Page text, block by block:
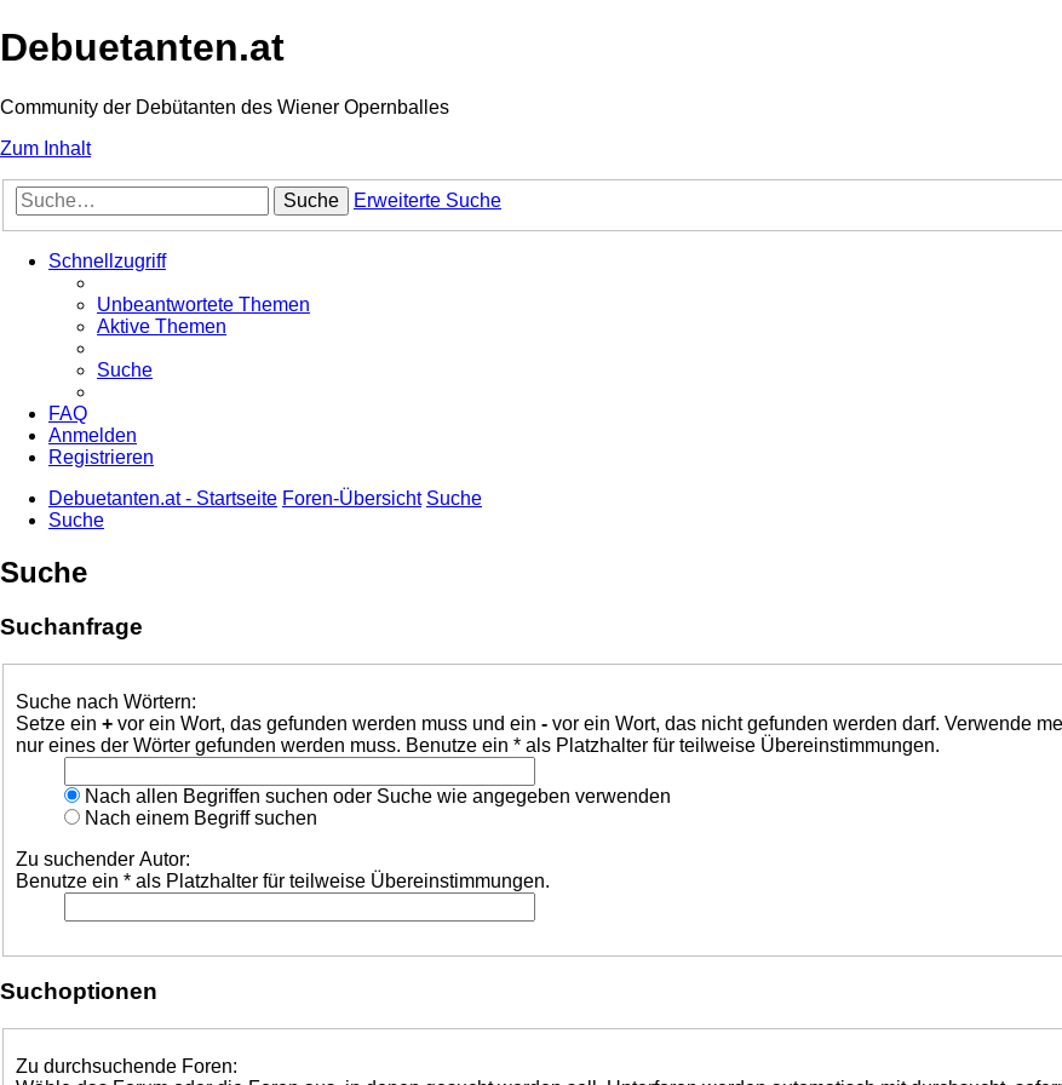
Debuetanten.at
Community der Debütanten des Wiener Opernballes
Zum Inhalt
Suche Erweiterte Suche
Schnellzugriff
Unbeantwortete Themen
Aktive Themen
Suche
FAQ
Anmelden
Registrieren
Debuetanten.at - Startseite Foren-Übersicht Suche
Suche
Suche
Suchanfrage
Suche nach Wörtern:
Setze ein + vor ein Wort, das gefunden werden muss und ein - vor ein Wort, das nicht gefunden werden darf. Verwende
nur eines der Wörter gefunden werden muss. Benutze ein * als Platzhalter für teilweise Übereinstimmungen.
Nach allen Begriffen suchen oder Suche wie angegeben verwenden
Nach einem Begriff suchen
Zu suchender Autor:
Benutze ein * als Platzhalter für teilweise Übereinstimmungen.
Suchoptionen
Zu durchsuchende Foren: